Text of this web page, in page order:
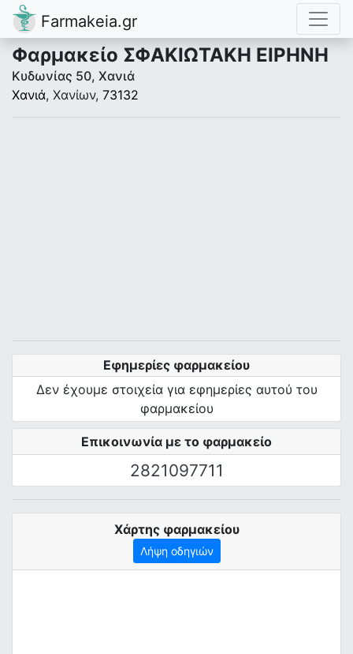
Farmakeia.gr
Φαρμακείο ΣΦΑΚΙΩΤΑΚΗ ΕΙΡΗΝΗ
Κυδωνίας 50, Χανιά
Χανιά, Χανίων, 73132
Επικοινωνία με το φαρμακείο
2821097711
Εφημερίες φαρμακείου
Δεν έχουμε στοιχεία για εφημερίες αυτού του
φαρμακείου
Χάρτης φαρμακείου
Λήψη οδηγιών